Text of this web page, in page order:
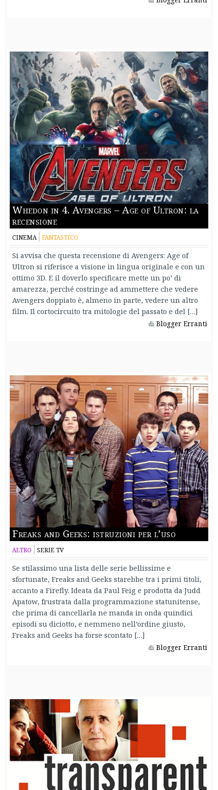
Whedon in 4. Avengers – Age of Ultron: la
recensione
CINEMA FANTASTICO
Si avvisa che questa recensione di Avengers: Age of
Ultron si riferisce a visione in lingua originale e con un
ottimo 3D. E il doverlo specificare mette un po’ di
amarezza, perché costringe ad ammettere che vedere
Avengers doppiato è, almeno in parte, vedere un altro
film. Il cortocircuito tra mitologie del passato e del […]
di Blogger Erranti
Freaks and Geeks: istruzioni per l’uso
ALTRO SERIE TV
Se stilassimo una lista delle serie bellissime e
sfortunate, Freaks and Geeks starebbe tra i primi titoli,
accanto a Firefly. Ideata da Paul Feig e prodotta da Judd
Apatow, frustrata dalla programmazione statunitense,
che prima di cancellarla ne manda in onda quindici
episodi su diciotto, e nemmeno nell’ordine giusto,
Freaks and Geeks ha forse scontato […]
di Blogger Erranti